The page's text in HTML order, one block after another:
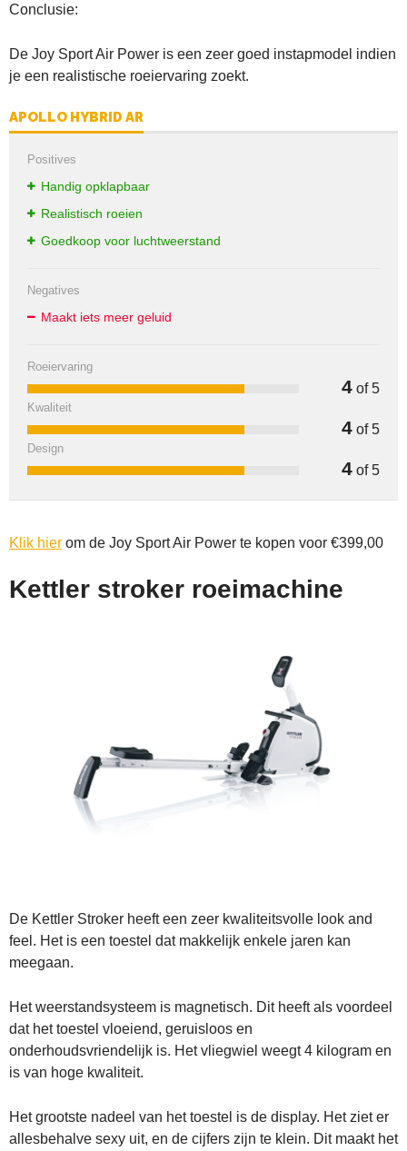
Conclusie:
De Joy Sport Air Power is een zeer goed instapmodel indien
je een realistische roeiervaring zoekt.
APOLLO HYBRID AR
Positives
Handig opklapbaar
Realistisch roeien
Goedkoop voor luchtweerstand
Negatives
Maakt iets meer geluid
Roeiervaring
4 of 5
Kwaliteit
4 of 5
Design
4 of 5
Klik hier om de Joy Sport Air Power te kopen voor €399,00
Kettler stroker roeimachine
De Kettler Stroker heeft een zeer kwaliteitsvolle look and
feel. Het is een toestel dat makkelijk enkele jaren kan
meegaan.
Het weerstandsysteem is magnetisch. Dit heeft als voordeel
dat het toestel vloeiend, geruisloos en
onderhoudsvriendelijk is. Het vliegwiel weegt 4 kilogram en
is van hoge kwaliteit.
Het grootste nadeel van het toestel is de display. Het ziet er
allesbehalve sexy uit, en de cijfers zijn te klein. Dit maakt het